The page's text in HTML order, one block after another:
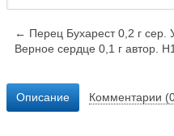
← Перец Бухарест 0,2 г сер.
Верное сердце 0,1 г автор.
Описание Комментарии